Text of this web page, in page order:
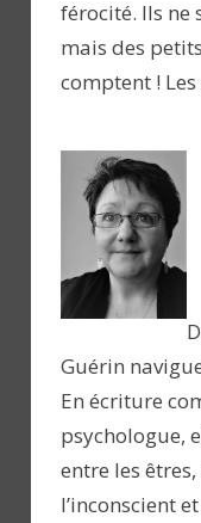
férocité. Ils ne
mais des
comptent !
Guérin
En écriture
psychologue,
entre les
l’inconscient